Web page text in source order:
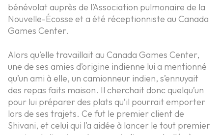
bénévolat auprès de l’Association pulmonaire de la
Nouvelle-Écosse et a été réceptionniste au Canada
Games Center.
Alors qu’elle travaillait au Canada Games Center,
une de ses amies d’origine indienne lui a mentionné
qu’un ami à elle, un camionneur indien, s’ennuyait
des repas faits maison. Il cherchait donc quelqu’un
pour lui préparer des plats qu’il pourrait emporter
lors de ses trajets. Ce fut le premier client de
Shivani, et celui qui l’a aidée à lancer le tout premier